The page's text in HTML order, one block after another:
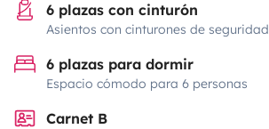
6 plazas con cinturón
Asientos con cinturones de seguridad
6 plazas para dormir
Espacio cómodo para 6 personas
Carnet B